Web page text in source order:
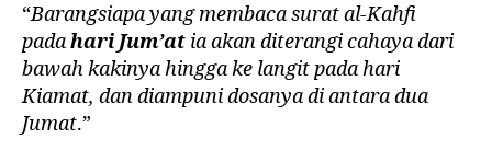
“Barangsiapa yang membaca surat al-Kahfi
padahari Jum’at ia akan diterangi cahaya dari
bawah kakinya hingga ke langit pada hari
Kiamat, dan diampuni dosanya di antara dua
Jumat.”